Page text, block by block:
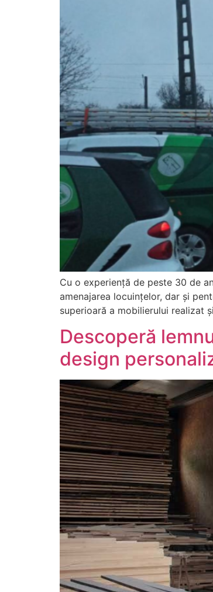
Cu o experiență de peste 30 de
amenajarea locuințelor, dar și
superioară a mobilierului realizat
Descoperă
design